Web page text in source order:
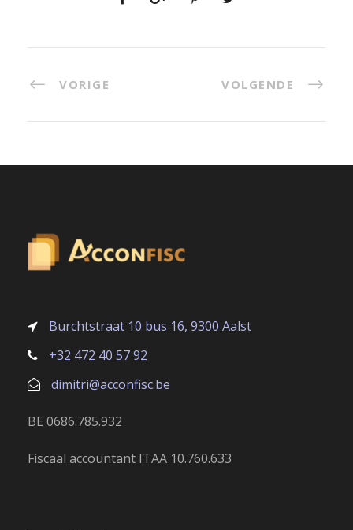
VORIGE VOLGENDE
Burchtstraat 10 bus 16, 9300 Aalst
+32 472 40 57 92
dimitri@acconfisc.be
BE 0686.785.932
Fiscaal accountant ITAA 10.760.633